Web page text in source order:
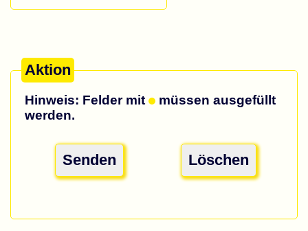
Aktion
Hinweis: Felder mit
müssen ausgefüllt
werden.
Senden Löschen